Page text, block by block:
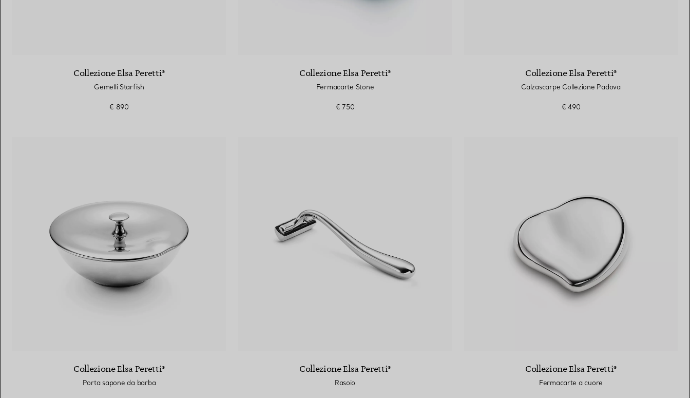
Collezione Elsa Peretti®
Gemelli Starfish
€ 890
Collezione Elsa Peretti®
Fermacarte Stone
€ 750
Collezione Elsa Peretti®
Calzascarpe Collezione Padova
€ 490
Collezione Elsa Peretti®
Porta sapone da barba
Collezione Elsa Peretti®
Rasoio
Collezione Elsa Peretti®
Fermacarte a cuore